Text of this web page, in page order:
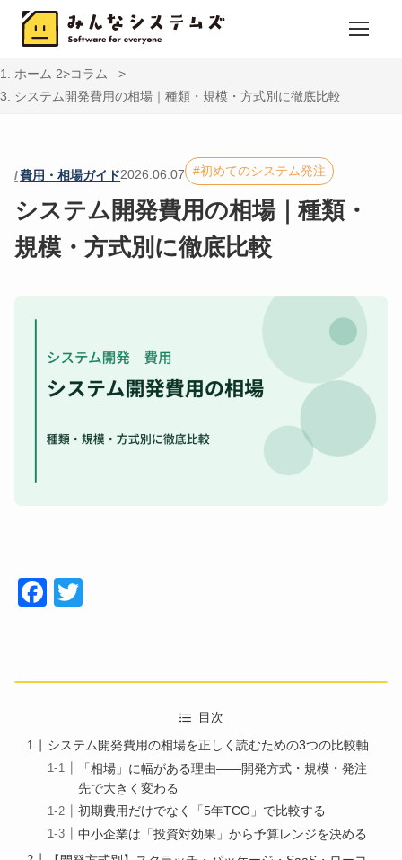
ホーム
コラム
システム開発費用の相場｜種類・規模・方式別に徹底比較
費用・相場ガイド2026.06.07 初めてのシステム発注
システム開発費用の相場｜種類・
規模・方式別に徹底比較
Face
目次
システム開発費用の相場を正しく読むための3つの比較軸
「相場」に幅がある理由——開発方式・規模・発注
先で大きく変わる
初期費用だけでなく「5年TCO」で比較する
中小企業は「投資対効果」から予算レンジを決める